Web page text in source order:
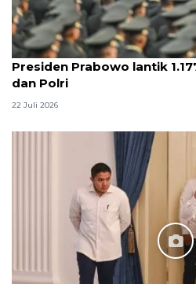
Presiden Prabowo lantik
dan Polri
22 Juli 2026